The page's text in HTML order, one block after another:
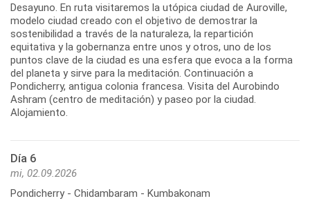
Desayuno. En ruta visitaremos la utópica ciudad de Auroville,
modelo ciudad creado con el objetivo de demostrar la
sostenibilidad a través de la naturaleza, la repartición
equitativa y la gobernanza entre unos y otros, uno de los
puntos clave de la ciudad es una esfera que evoca a la forma
del planeta y sirve para la meditación. Continuación a
Pondicherry, antigua colonia francesa. Visita del Aurobindo
Ashram (centro de meditación) y paseo por la ciudad.
Alojamiento.
Día 6
mi, 02.09.2026
Pondicherry - Chidambaram - Kumbakonam